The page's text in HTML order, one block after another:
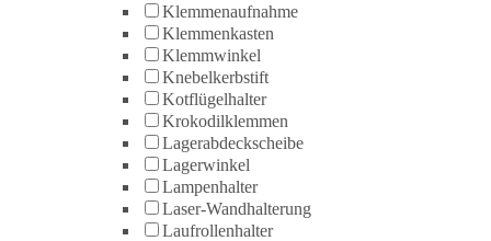
Klemmenaufnahme
Klemmenkasten
Klemmwinkel
Knebelkerbstift
Kotflügelhalter
Krokodilklemmen
Lagerabdeckscheibe
Lagerwinkel
Lampenhalter
Laser-Wandhalterung
Laufrollenhalter